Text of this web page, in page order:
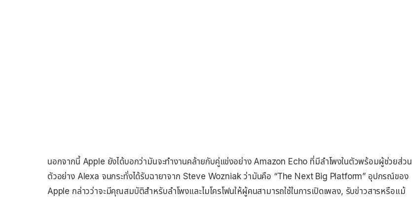
นอกจากนี้ Apple ยังได้บอกว่ามันจะทำงานคล้ายกับคู่แข่งอย่าง Amazon Echo ที่มีลำโพงในตัวพร้อมผู้ช่วยส่วน
ตัวอย่าง Alexa จนกระทั่งได้รับฉายาจาก Steve Wozniak ว่ามันคือ “The Next Big Platform” อุปกรณ์ของ
Apple กล่าวว่าจะมีคุณสมบัติสำหรับลำโพงและไมโครโฟนให้ผู้คนสามารถใช้ในการเปิดเพลง, รับข่าวสารหรือแม้